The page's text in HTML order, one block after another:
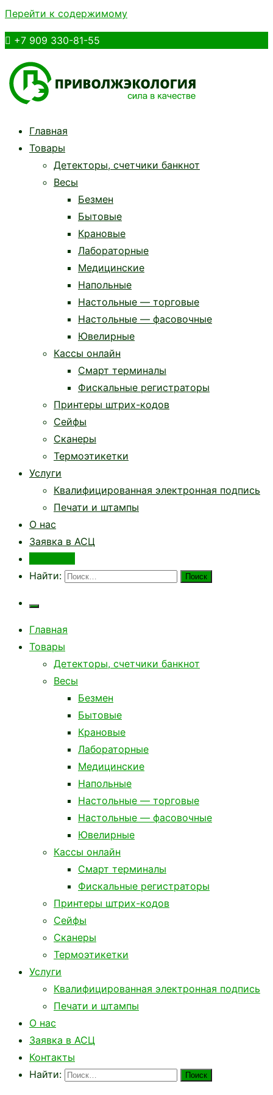
Перейти к содержимому
 +7 909 330-81-55
Приволжэкология
Кассы, торговое оборудование, ЭЦП в Балашове |
приволжэкология.рф
Главная
Товары
Детекторы, счетчики банкнот
Весы
Безмен
Бытовые
Крановые
Лабораторные
Медицинские
Напольные
Настольные — торговые
Настольные — фасовочные
Ювелирные
Кассы онлайн
Смарт терминалы
Фискальные регистраторы
Принтеры штрих-кодов
Сейфы
Сканеры
Термоэтикетки
Услуги
Квалифицированная электронная подпись
Печати и штампы
О нас
Заявка в АСЦ
Найти:
Главная
Товары
Детекторы, счетчики банкнот
Весы
Безмен
Бытовые
Крановые
Лабораторные
Медицинские
Напольные
Настольные — торговые
Настольные — фасовочные
Ювелирные
Кассы онлайн
Смарт терминалы
Фискальные регистраторы
Принтеры штрих-кодов
Сейфы
Сканеры
Термоэтикетки
Услуги
Квалифицированная электронная подпись
Печати и штампы
О нас
Заявка в АСЦ
Контакты
Найти: